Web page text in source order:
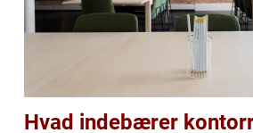
Hvad indebærer